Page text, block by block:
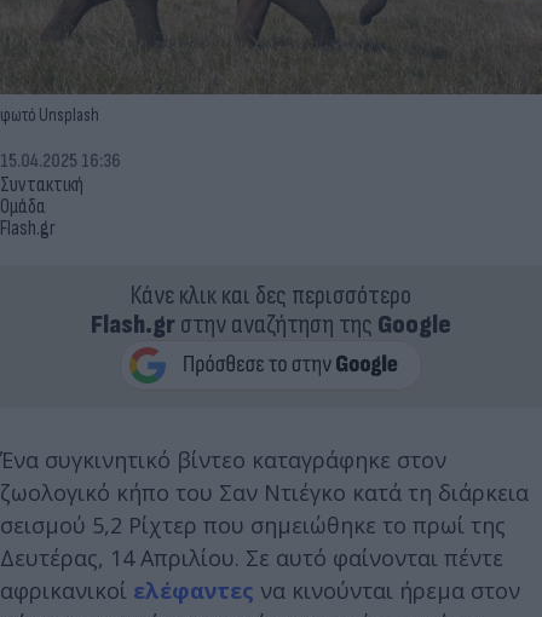
φωτό Unsplash
Συντακτική
Ομάδα
Flash.gr
15.04.2025 16:36
Κάνε κλικ και δες περισσότερο
Flash.grστην αναζήτηση της Google
Ένα συγκινητικό βίντεο καταγράφηκε στον
ζωολογικό κήπο του Σαν Ντιέγκο κατά τη διάρκεια
σεισμού 5,2 Ρίχτερ που σημειώθηκε το πρωί της
Δευτέρας, 14 Απριλίου. Σε αυτό φαίνονται πέντε
αφρικανικοί ελέφαντες να κινούνται ήρεμα στον